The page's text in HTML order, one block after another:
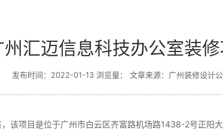
汇迈信息科技办公室装
发布时间：2022-01-13 浏览量： 文章来源：广州装修设计
该项目是位于广州市白云区齐富路机场路1438-2号正阳